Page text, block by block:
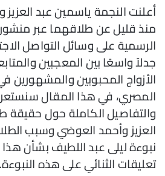
أعلنت النجمة ياسمين عبد
منذ قليل عن طلاقهما عبر
الرسمية على وسائل التواصل
جدلاً واسعًا بين المعجبين
الأزواج المحبوبين والمشهورين
المصري، في هذا المقال
والتفاصيل الكاملة حول حقيقة
العزيز وأحمد العوضي وسبب
نبوءة ليلى عبد اللطيف بشأن
تعليقات الثنائي على هذه النبوءة.